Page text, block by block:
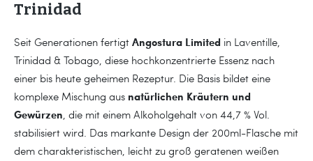
Trinidad
Seit Generationen fertigt Angostura Limited in Laventille,
Trinidad & Tobago, diese hochkonzentrierte Essenz nach
einer bis heute geheimen Rezeptur. Die Basis bildet eine
komplexe Mischung aus natürlichen Kräutern und
Gewürzen, die mit einem Alkoholgehalt von 44,7 % Vol.
stabilisiert wird. Das markante Design der 200ml-Flasche mit
dem charakteristischen, leicht zu groß geratenen weißen